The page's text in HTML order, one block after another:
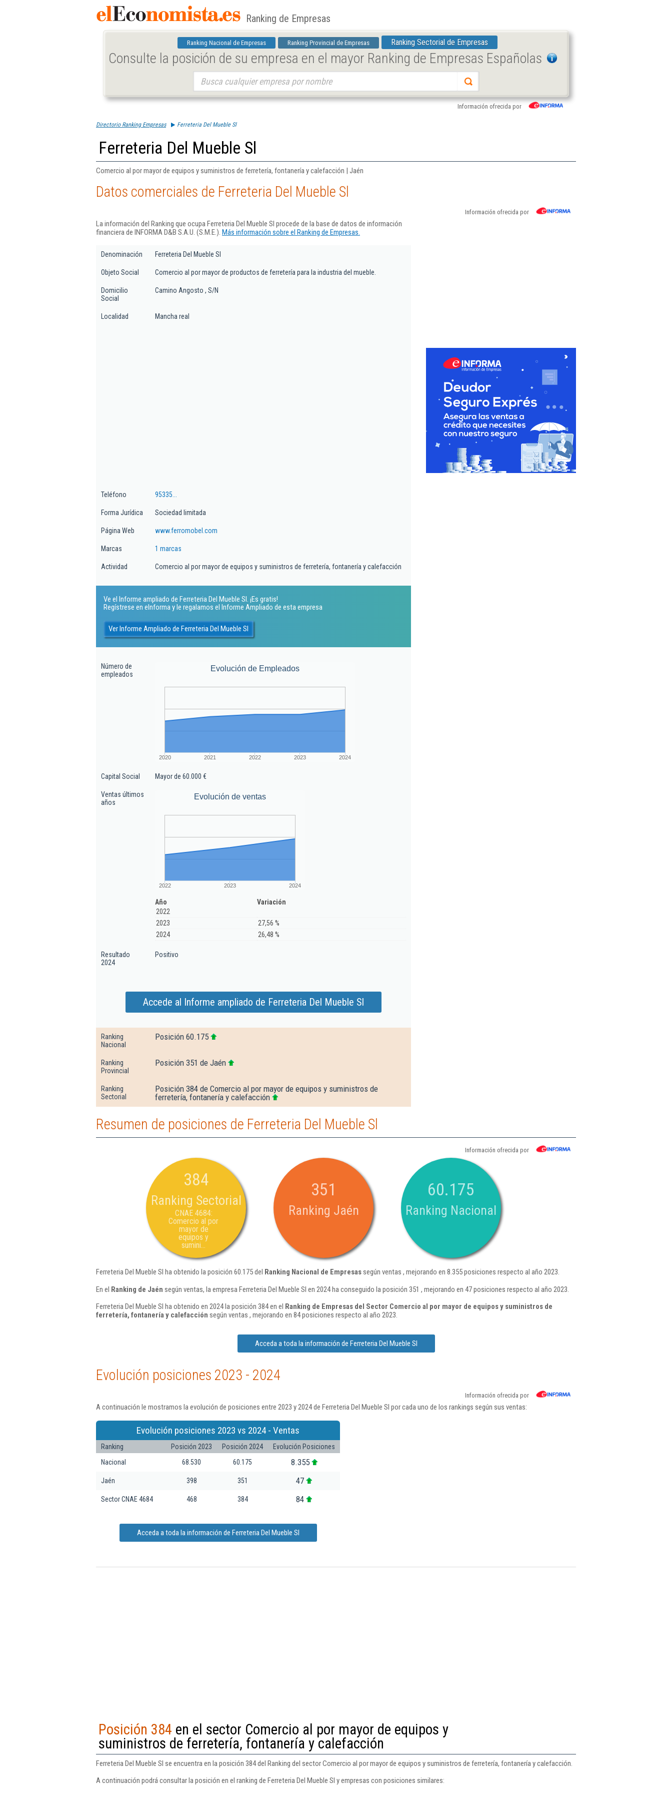
Ranking de Empresas
Ranking Nacional de Empresas Ranking Provincial de Empresas Ranking Sectorial de Empresas
Consulte la posición de su empresa en el mayor Ranking de Empresas Españolas
Información ofrecida por
Directorio Ranking Empresas Ferreteria Del Mueble Sl
Ferreteria Del Mueble Sl
Comercio al por mayor de equipos y suministros de ferretería, fontanería y calefacción | Jaén
Datos comerciales de Ferreteria Del Mueble Sl
Información ofrecida por
La información del Ranking que ocupa Ferreteria Del Mueble Sl procede de la base de datos de información
financiera de INFORMA D&B S.A.U. (S.M.E.). Más información sobre el Ranking de Empresas.
Denominación Ferreteria Del Mueble Sl
Objeto Social Comercio al por mayor de productos de ferretería para la industria del mueble.
Domicilio
Social
Camino Angosto , S/N
Localidad Mancha real
Teléfono 95335...
Forma Jurídica Sociedad limitada
Página Web www.ferromobel.com
Marcas 1 marcas
Actividad Comercio al por mayor de equipos y suministros de ferretería, fontanería y calefacción
Ve el Informe ampliado de Ferreteria Del Mueble Sl. ¡Es gratis!
Regístrese en eInforma y le regalamos el Informe Ampliado de esta empresa
Ver Informe Ampliado de Ferreteria Del Mueble Sl
Número de
empleados
Evolución de Empleados
2020 2021 2022 2023 2024
Capital Social Mayor de 60.000 €
Ventas últimos
años
Evolución de ventas
2022 2023 2024
Año
Variación
2022
2023
27,56 %
2024
26,48 %
Resultado
2024
Positivo
Accede al Informe ampliado de Ferreteria Del Mueble Sl
Ranking
Nacional
Posición 60.175
Ranking
Provincial
Posición 351 de Jaén
Ranking
Sectorial
Posición 384 de Comercio al por mayor de equipos y suministros de
ferretería, fontanería y calefacción
Resumen de posiciones de Ferreteria Del Mueble Sl
Información ofrecida por
384
Ranking Sectorial
CNAE 4684:
Comercio al por
mayor de
equipos y
sumini...
351
Ranking Jaén
60.175
Ranking Nacional
Ferreteria Del Mueble Sl ha obtenido la posición 60.175 del Ranking Nacional de Empresassegún ventas , mejorando en 8.355 posiciones respecto al año 2023.
En el Ranking de Jaén según ventas, la empresa Ferreteria Del Mueble Sl en 2024 ha conseguido la posición 351 , mejorando en 47 posiciones respecto al año 2023.
Ferreteria Del Mueble Sl ha obtenido en 2024 la posición 384 en el Ranking de Empresas del Sector Comercio al por mayor de equipos y suministros de
ferretería, fontanería y calefacción según ventas , mejorando en 84 posiciones respecto al año 2023.
Acceda a toda la información de Ferreteria Del Mueble Sl
Evolución posiciones 2023 - 2024
Información ofrecida por
A continuación le mostramos la evolución de posiciones entre 2023 y 2024 de Ferreteria Del Mueble Sl por cada uno de los rankings según sus ventas:
Evolución posiciones 2023 vs 2024 - Ventas
Ranking Posición 2023 Posición 2024
Evolución Posiciones
Nacional
68.530 60.175 8.355
Jaén 398 351 47
Sector CNAE 4684 468 384 84
Acceda a toda la información de Ferreteria Del Mueble Sl
Posición 384 en el sector Comercio al por mayor de equipos y
suministros de ferretería, fontanería y calefacción
Ferreteria Del Mueble Sl se encuentra en la posición 384 del Ranking del sector Comercio al por mayor de equipos y suministros de ferretería, fontanería y calefacción.
A continuación podrá consultar la posición en el ranking de Ferreteria Del Mueble Sl y empresas con posiciones similares: